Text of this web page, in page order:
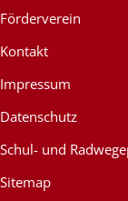
Förderverein
Kontakt
Impressum
Datenschutz
Schul- und
Sitemap